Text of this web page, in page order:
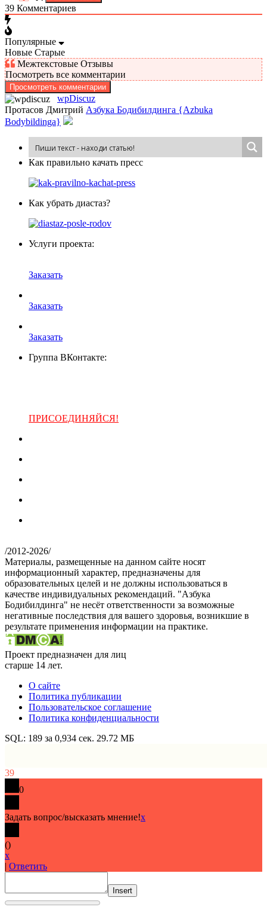
39 Комментариев
Популярные
Новые Старые
Межтекстовые Отзывы
Посмотреть все комментарии
Просмотреть комментарии
wpDiscuz
Протасов Дмитрий Азбука Бодибилдинга {Azbuka
Bodybildinga}
Как пра­виль­но ка­чать пресс
Как убрать диастаз?
Услуги проекта:
Заказать
Заказать
Заказать
Группа ВКонтакте:
ПРИСОЕДИНЯЙСЯ!
/2012-2026/
Материалы, размещенные на данном сайте носят
информационный характер, предназначены для
образовательных целей и не должны использоваться в
качестве индивидуальных рекомендаций. "Азбука
Бодибилдинга" не несёт ответственности за возможные
негативные последствия для вашего здоровья, возникшие в
результате применения информации на практике.
Проект предназначен для лиц
старше 14 лет.
О сайте
Политика публикации
Пользовательское соглашение
Политика конфиденциальности
SQL: 189 за 0,934 сек. 29.72 МБ
39
0
Задать вопрос/высказать мнение!x
()
x
| Ответить
Insert